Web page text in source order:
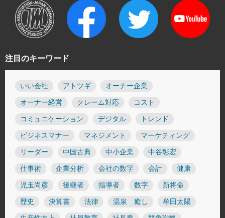
注目のキーワード
いい会社 アトツギ オーナー企業
オーナー経営 クレーム対応 コスト
コミュニケーション デジタル トレンド
ビジネスマナー マネジメント マーケティング
リーダー 中国古典 中小企業 中谷彰宏
仕事術 企業分析 会社の数字 会計 健康
児玉尚彦 後継者 指導者 数字 新将命
歴史 決算書 法律 温泉 癒し 牟田太陽